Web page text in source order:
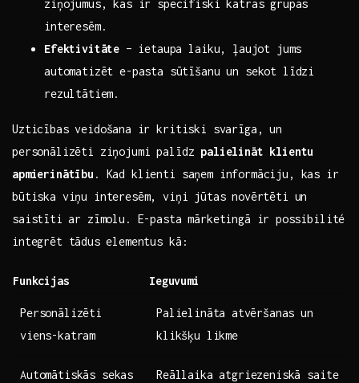
ziņojumus, kas ir ​specifiski ​katras grupas
‍interesēm.
Efektivitāte – ⁢ietaupa laiku, ļaujot jums
automatizēt e-pasta sūtīšanu un ‍sekot līdzi
rezultātiem.
Uzticības veidošana⁣ ir kritiski svarīga, un​
personālizēti ziņojumi palīdz palielināt klientu⁢
apmierinātību . Kad klienti saņem informāciju, kas ir
būtiska viņu interesēm, viņi jūtas ⁤novērtēti​ un‌
saistīti⁣ ar​ zīmolu. E-pasta mārketingā ir⁣ possibilité
integrēt ‍tādus⁢ elementus kā:
Funkcijas Ieguvumi
Personālizēti
‍viens-katram
Palielināta ⁣atvēršanas un​
klikšķu​ likme
Automātiskās sekas Reāllaika atgriezeniskā saite